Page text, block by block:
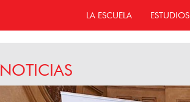
LA ESCUELA ESTUDIOS
NOTICIAS